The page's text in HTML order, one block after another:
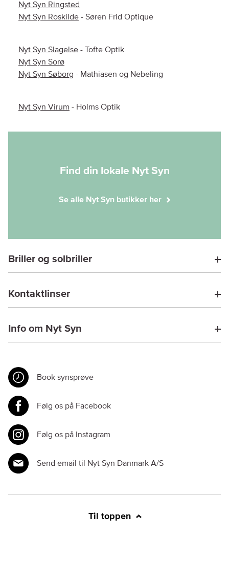
Nyt Syn Ringsted
Nyt Syn Roskilde - Søren Frid Optique
Nyt Syn Slagelse - Tofte Optik
Nyt Syn Sorø
Nyt Syn Søborg - Mathiasen og Nebeling
Nyt Syn Virum - Holms Optik
Find din lokale Nyt Syn
Se alle Nyt Syn butikker her
Briller og solbriller
Kontaktlinser
Info om Nyt Syn
Book synsprøve
Følg os på Facebook
Følg os på Instagram
Send email til Nyt Syn Danmark A/S
Til toppen